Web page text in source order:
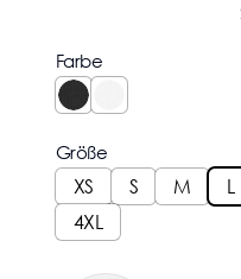
Farbe
Größe
XS S M L
4XL